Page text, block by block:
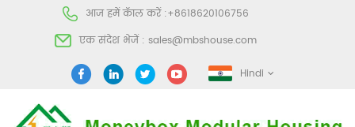
आज हमें कॅाल करें :+8618620106756
एक संदेश भेजें : sales@mbshouse.com
Hindi